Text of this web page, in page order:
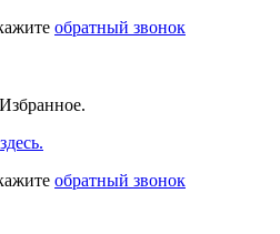
обратный звонок
здесь.
обратный звонок